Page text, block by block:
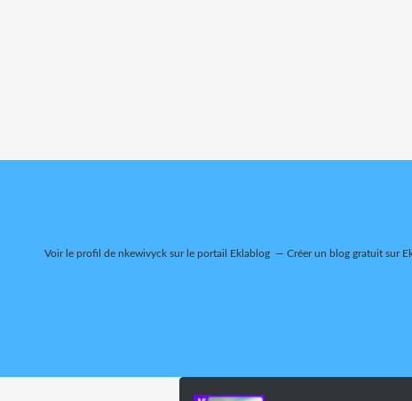
Voir le profil de nkewivyck sur le portail Eklablog Créer un blog gratuit sur